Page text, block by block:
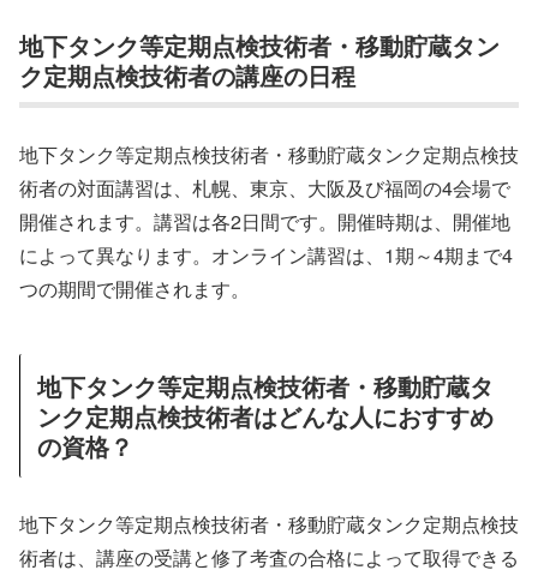
地下タンク等定期点検技術者・移動貯蔵タン
ク定期点検技術者の講座の日程
地下タンク等定期点検技術者・移動貯蔵タンク定期点検技
術者の対面講習は、札幌、東京、大阪及び福岡の4会場で
開催されます。講習は各2日間です。開催時期は、開催地
によって異なります。オンライン講習は、1期～4期まで4
つの期間で開催されます。
地下タンク等定期点検技術者・移動貯蔵タ
ンク定期点検技術者はどんな人におすすめ
の資格？
地下タンク等定期点検技術者・移動貯蔵タンク定期点検技
術者は、講座の受講と修了考査の合格によって取得できる